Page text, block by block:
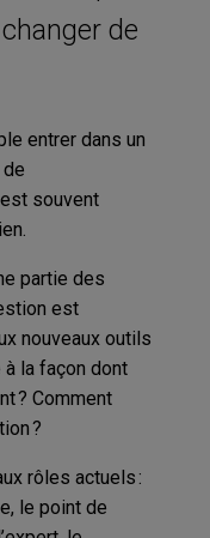
de
entrer dans un
souvent
partie des
est
nouveaux outils
la façon dont
? Comment
?
rôles actuels :
le point de